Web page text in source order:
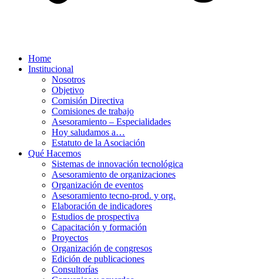
Home
Institucional
Nosotros
Objetivo
Comisión Directiva
Comisiones de trabajo
Asesoramiento – Especialidades
Hoy saludamos a…
Estatuto de la Asociación
Qué Hacemos
Sistemas de innovación tecnológica
Asesoramiento de organizaciones
Organización de eventos
Asesoramiento tecno-prod. y org.
Elaboración de indicadores
Estudios de prospectiva
Capacitación y formación
Proyectos
Organización de congresos
Edición de publicaciones
Consultorías